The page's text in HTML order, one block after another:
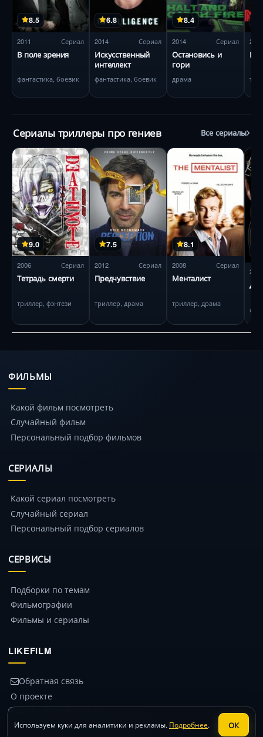
8.5
2011 Сериал
В поле зрения
фантастика, боевик
6.8
2014 Сериал
Искусственный
интеллект
фантастика, боевик
8.4
2014 Сериал
Остановись и
гори
драма
2015
Сериалы триллеры про гениев Все сериалы
9.0
2006 Сериал
Тетрадь смерти
триллер, фэнтези
7.5
2012 Сериал
Предчувствие
триллер, драма
8.1
2008 Сериал
Менталист
триллер, драма
2021
ФИЛЬМЫ
Какой фильм посмотреть
Случайный фильм
Персональный подбор фильмов
СЕРИАЛЫ
Какой сериал посмотреть
Случайный сериал
Персональный подбор сериалов
СЕРВИСЫ
Подборки по темам
Фильмографии
Фильмы и сериалы
LIKEFILM
Обратная связь
О проекте
© 2014 – 2026 likefilm.ru
Политика конфиденциальности
Используем куки для аналитики и рекламы. Подробнее. ОК